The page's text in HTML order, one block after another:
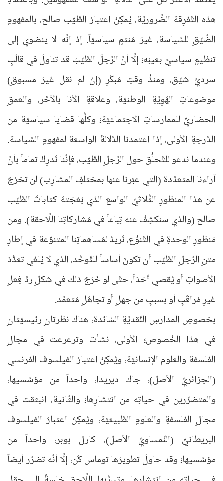
هذه التَّفرِقة الضَّروريَّة، يُمكِنُ اعتبارُ الطَّيِّب صالح، بالمفهومِ
الضَّيِّقِ للسِّياسة، غيرَ مُنتمٍ سياسيَّاً. إذ إنَّه لا ينضوي إلى
تنظيمٍ سياسيٍّ بعينِه؛ إلَّا أنَّ الرَّجلَ الطَّيِّبَ قد تناولَ في قالَبٍ
سرديٍّ شيِّق، ومنذُ وقتٍ مُبكِّرٍ (إنْ لم نقل غيرَ مسبوقٍ)
موضوعاتِ الهُوِيَّةِ الوطنيَّة، وعلاقةِ الأنا بالآخَر، والعمقِ
الحضاريِّ للممارساتِ الاجتماعيَّة؛ وكلُّها قضايا سياسيَّة من
الدَّرجةِ الأولى، إذا اعتمدنا الدَّلالةَ الواسعة لمفهومِ السِّياسة.
وعندما ندعو للتَّحلُّق حول الرَّجلِ الطَّيِّب، فإنَّنا نُدرِكُ تماماً بأنَّ
آراءنا المتعدِّدة (التي عبَّرنا عنها بمختلفِ المشارِب) لن تخرُجَ
عن هذا المنظورِ الثُّلاثيِّ الواسع الذي بَعَجَتهُ كتاباتُ الطَّيِّب
صالح (والذي سنكشِفُ عنه تِباعاً في مُشاركاتِنا اللَّاحقة). ومن
مَنظورِ الوحدةِ في التَّنوُّع، نُريدُ لمُساهماتِنا المتنوِّعة في إطارِ
متنِ الرَّجلِ الطَّيِّب أن تكونَ أساساً للتَّوحُّد، الذي لا يُلغي تعدُّدَ
الأصواتِ أو يُقصي أَحَدَاً، حتَّى لو خَرَجَ ذلك في شكلِ ردِّ فِعلٍ
غيرِ مُراقَبٍ أو بسببٍ من جهلٍ أو تجاهُلٍ مُتعمَّد.
بخصوصِ المدارسِ النَّقديَّةِ السَّائدة، هناك نظرتانِ رئيسيَّتانِ
في هذا الخُصوص؛ الأولى، نشأت وترعرعت في مجالِ
الفلسفة والعلوم الإنسانيَّة، ويُمكِنُ اعتبارُ الفيلسوف الفرنسي
(الجزائريِّ الأصل)، جاك ديريدا، واحداً من مؤسِّسيها،
والمتضرِّرين في حياتِه من انتشارِها؛ والثَّانية، انبثقت في
مجالِ الفلسفةِ والعلومِ الطَّبيعيَّة، ويُمكِنُ اعتبارُ الفيلسوف
البريطانيِّ (النِّمساويِّ الأصل)، كارل بوبر، واحداً من
مؤسِّسيها؛ وقد حاولَ تطويرَها توماس كُن، إلَّا أنَّه تضرَّر أيضاً